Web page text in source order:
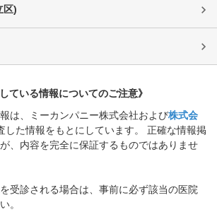
区)
している情報についてのご注意》
は、ミーカンパニー株式会社および株式会
した情報をもとにしています。 正確な情報掲
、内容を完全に保証するものではありませ
受診される場合は、事前に必ず該当の医院
。